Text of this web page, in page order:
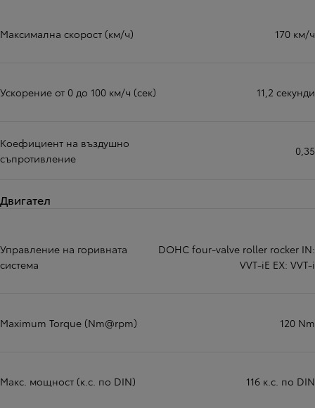
Максимална скорост (км/ч) 170 км/ч
Ускорение от 0 до 100 км/ч (сек) 11,2 секунди
Коефициент на въздушно
съпротивление
0,35
Двигател
Управление на горивната
система
DOHC four-valve roller rocker IN:
VVT-iE EX: VVT-i
Maximum Torque (Nm@rpm) 120 Nm
Макс. мощност (к.с. по DIN) 116 к.с. по DIN